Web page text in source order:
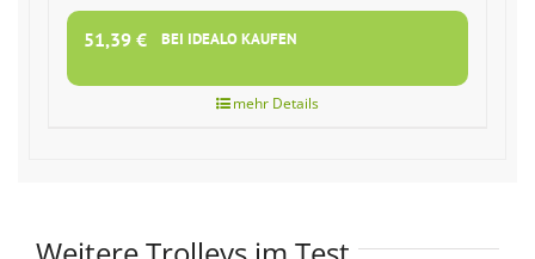
51,39 € BEI IDEALO KAUFEN